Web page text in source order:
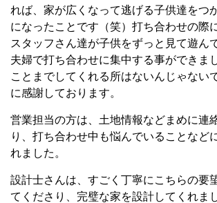
れば、家が広くなって逃げる子供達をつ
になったことです（笑）打ち合わせの際
スタッフさん達が子供をずっと見て遊ん
夫婦で打ち合わせに集中する事ができま
ことまでしてくれる所はないんじゃない
に感謝しております。
営業担当の方は、土地情報などまめに連
り、打ち合わせ中も悩んでいることなど
れました。
設計士さんは、すごく丁寧にこちらの要
てくださり、完璧な家を設計してくれま